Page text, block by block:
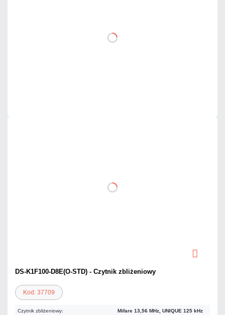
DO KOSZYKA
DS-K1F100-D8E(O-STD) - Czytnik zbliżeniowy
Kod: 37709
Czytnik zbliżeniowy: Mifare 13,56 MHz, UNIQUE 125 kHz